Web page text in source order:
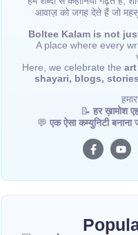
आवाज़ को जगह देते हैं जो
Boltee Kalam is not
A place where every
Here, we celebrate the
shayari, blogs,
📝 हर ख़ामोश
💬 एक ऐसा कम्युनिटी